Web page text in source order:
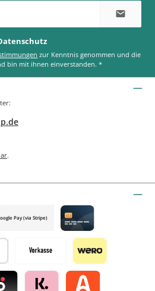
bin mit ihnen einverstanden.*
.
Vorkasse Wero
Pay (via Stripe)
Credit card by mollie